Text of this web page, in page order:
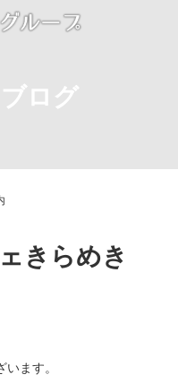
ログ
きらめき
ます。